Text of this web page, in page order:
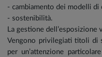
- cambiamento dei modelli di
- sostenibilità.
La gestione
Vengono privilegiati titoli di
per un’attenzione